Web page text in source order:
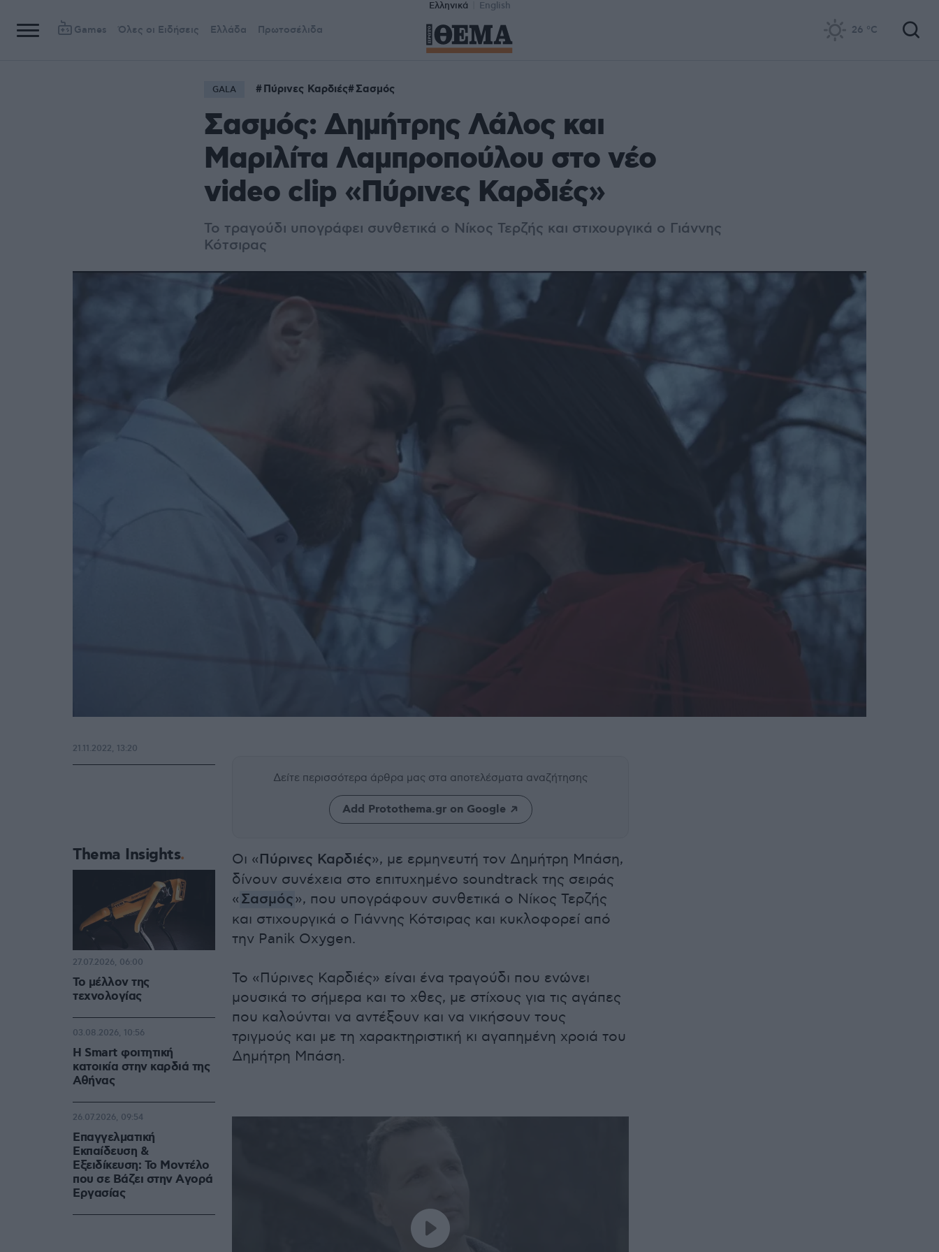
Ελληνικά English
Games Όλες οι Ειδήσεις Ελλάδα Πρωτοσέλιδα 26 °C
GALA Πύρινες Καρδιές Σασμός
Σασμός: Δημήτρης Λάλος και
Μαριλίτα Λαμπροπούλου στο νέο
video clip «Πύρινες Καρδιές»
Το τραγούδι υπογράφει συνθετικά ο Νίκος Τερζής και στιχουργικά ο Γιάννης
Κότσιρας
Δείτε περισσότερα άρθρα μας στα αποτελέσματα αναζήτησης
Add Protothema.gr on Google
Οι «Πύρινες Καρδιές», με ερμηνευτή τον Δημήτρη Μπάση,
δίνουν συνέχεια στο επιτυχημένο soundtrack της σειράς
« Σασμός», που υπογράφουν συνθετικά ο Νίκος Τερζής
και στιχουργικά ο Γιάννης Κότσιρας και κυκλοφορεί από
την Panik Oxygen.
Το «Πύρινες Καρδιές» είναι ένα τραγούδι που ενώνει
μουσικά το σήμερα και το χθες, με στίχους για τις αγάπες
που καλούνται να αντέξουν και να νικήσουν τους
τριγμούς και με τη χαρακτηριστική κι αγαπημένη χροιά του
Δημήτρη Μπάση.
21.11.2022, 13:20
Thema Insights
Το μέλλον της
τεχνολογίας
27.07.2026, 06:00
Η Smart φοιτητική
κατοικία στην καρδιά της
Αθήνας
03.08.2026, 10:56
Επαγγελματική
Εκπαίδευση &
Εξειδίκευση: Το Mοντέλο
που σε Bάζει στην Aγορά
Eργασίας
26.07.2026, 09:54